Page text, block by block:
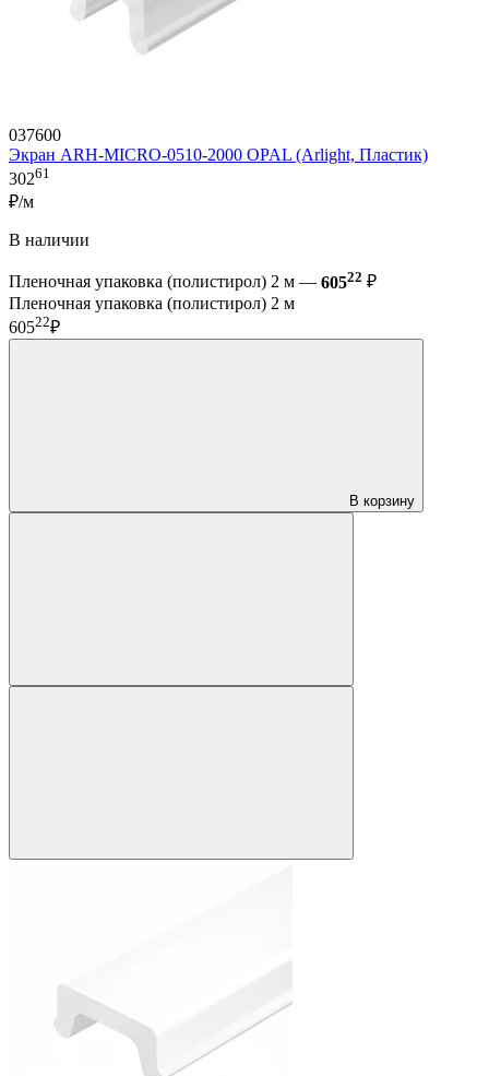
037600
Экран ARH-MICRO-0510-2000 OPAL (Arlight, Пластик)
30261
₽/м
В наличии
Пленочная упаковка (полистирол) 2 м — 60522 ₽
Пленочная упаковка (полистирол) 2 м
60522₽
В корзину